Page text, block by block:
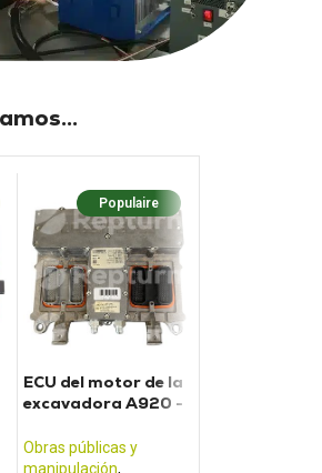
Populaire
ECU del motor de la
excavadora A920 -
Obras públicas y
manipulación,